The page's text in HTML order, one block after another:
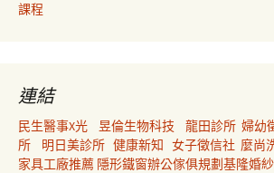
課程
連結
民生醫事X光 昱倫生物科技 龍田診所 婦幼
所
明日美診所 健康新知 女子徵信社 麼尚
家具工廠推薦 隱形鐵窗辦公傢俱規劃基隆婚紗